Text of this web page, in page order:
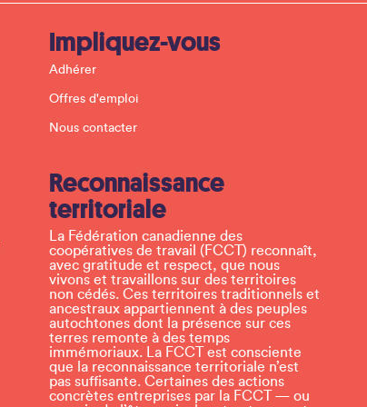
Impliquez-vous
Adhérer
Offres d'emploi
Nous contacter
Reconnaissance
territoriale
La Fédération canadienne des
coopératives de travail (FCCT) reconnaît,
avec gratitude et respect, que nous
vivons et travaillons sur des territoires
non cédés. Ces territoires traditionnels et
ancestraux appartiennent à des peuples
autochtones dont la présence sur ces
terres remonte à des temps
immémoriaux. La FCCT est consciente
que la reconnaissance territoriale n’est
pas suffisante. Certaines des actions
concrètes entreprises par la FCCT — ou